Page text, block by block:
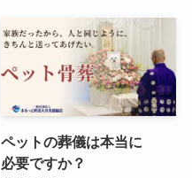
ペットの​葬儀は​本当に​
必要ですか？